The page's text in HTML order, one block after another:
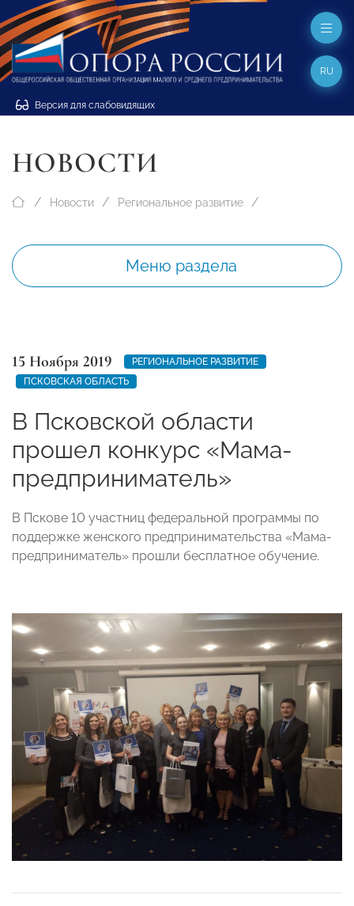
Версия для слабовидящих
RU
НОВОСТИ
Новости Региональное развитие
Меню раздела
15 Ноября 2019
РЕГИОНАЛЬНОЕ РАЗВИТИЕ
ПСКОВСКАЯ ОБЛАСТЬ
В Псковской области
прошел конкурс «Мама-
предприниматель»
В Пскове 10 участниц федеральной программы по
поддержке женского предпринимательства «Мама-
предприниматель» прошли бесплатное обучение.